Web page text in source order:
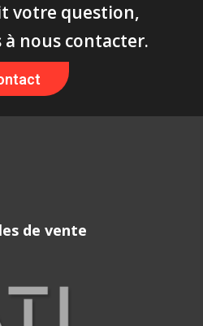
votre question,
à nous contacter.
de vente